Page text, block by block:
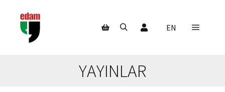
Hesabım
EN
YAYINLAR